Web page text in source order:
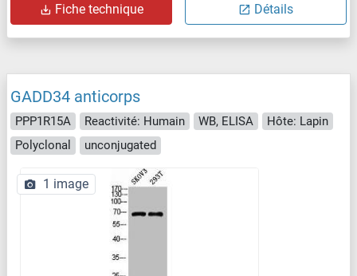
Fiche technique Détails
GADD34 anticorps
PPP1R15A Reactivité: Humain WB, ELISA
Hôte: Lapin
Polyclonal
unconjugated
1 image